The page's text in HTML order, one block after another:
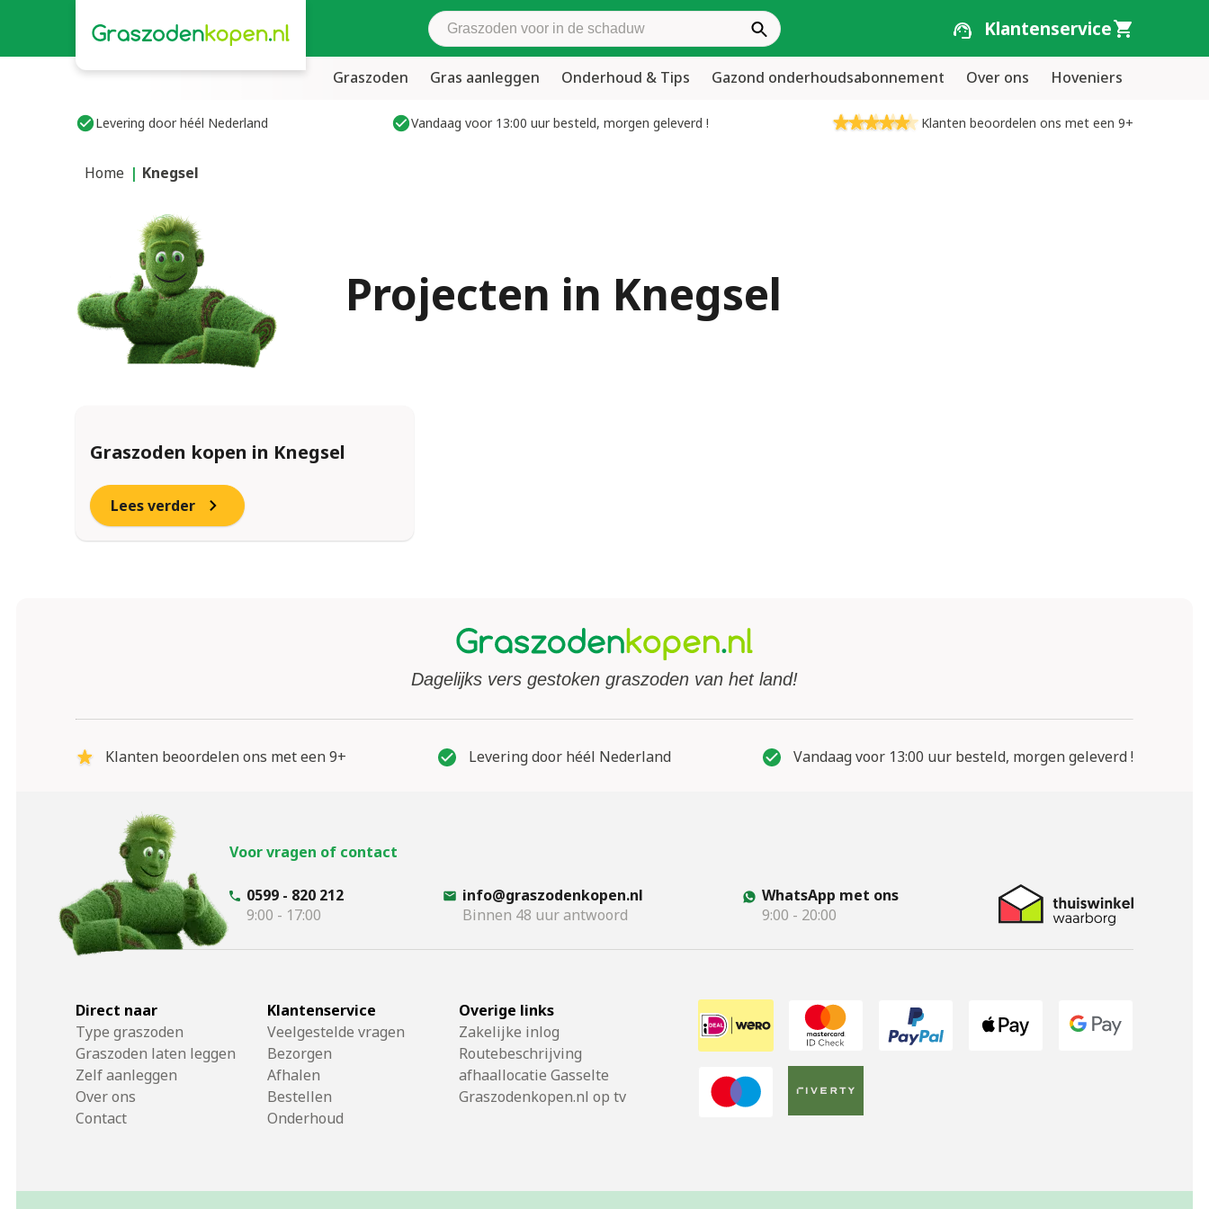
Zoek graszoden Klantenservice
Graszoden Gras aanleggen Onderhoud & Tips Gazond onderhoudsabonnement Over ons Hoveniers
Levering door héél Nederland Vandaag voor 13:00 uur besteld, morgen geleverd ! Klanten beoordelen ons met een 9+
Home Knegsel
Projecten in Knegsel
Graszoden kopen in Knegsel
Lees verder
Dagelijks vers gestoken graszoden van het land!
Klanten beoordelen ons met een 9+ Levering door héél Nederland Vandaag voor 13:00 uur besteld, morgen geleverd !
Voor vragen of contact
0599 - 820 212
9:00 - 17:00
info@graszodenkopen.nl
Binnen 48 uur antwoord
WhatsApp met ons
9:00 - 20:00
Direct naar
Type graszoden
Graszoden laten leggen
Zelf aanleggen
Over ons
Contact
Klantenservice
Veelgestelde vragen
Bezorgen
Afhalen
Bestellen
Onderhoud
Overige links
Zakelijke inlog
Routebeschrijving
afhaallocatie Gasselte
Graszodenkopen.nl op tv